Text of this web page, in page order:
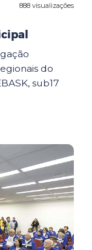
888 visualizações
do
sub17